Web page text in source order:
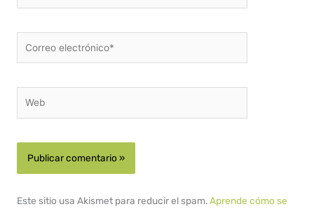
electrónico*
Este sitio usa Akismet para reducir el spam.Aprende cómo se